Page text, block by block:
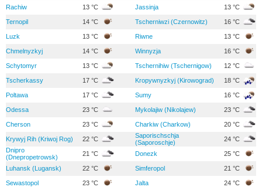
Rachiw 13 °C Jassinja 13 °C
Ternopil 14 °C Tscherniwzi (Czernowitz) 16 °C
Luzk 13 °C Riwne 13 °C
Chmelnyzkyj 14 °C Winnyzja 16 °C
Schytomyr 13 °C Tschernihiw (Tschernigow) 12 °C
Tscherkassy 17 °C Kropywnyzkyj (Kirowograd) 18 °C
Poltawa 17 °C Sumy 16 °C
Odessa 23 °C Mykolajiw (Nikolajew) 23 °C
Cherson 23 °C Charkiw (Charkow) 20 °C
Krywyj Rih (Kriwoj Rog) 22 °C
Saporischschja
(Saporoschje)
24 °C
Dnipro
(Dnepropetrowsk)
21 °C Donezk 25 °C
Luhansk (Lugansk) 22 °C Simferopol 21 °C
Sewastopol 23 °C Jalta
24 °C